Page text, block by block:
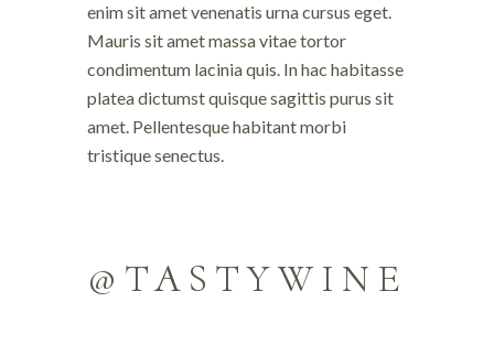
enim sit amet venenatis urna cursus eget.
Mauris sit amet massa vitae tortor
condimentum lacinia quis. In hac habitasse
platea dictumst quisque sagittis purus sit
amet. Pellentesque habitant morbi
tristique senectus.
@TASTYWINE